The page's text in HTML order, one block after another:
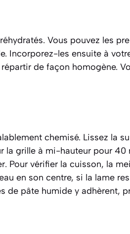
Vous pouvez les
Incorporez-les ensuite à
de façon homogène.
chemisé. Lissez la
la grille à mi-hauteur pour
Pour vérifier la cuisson, la
en son centre, si la lame
de pâte humide y adhèrent,